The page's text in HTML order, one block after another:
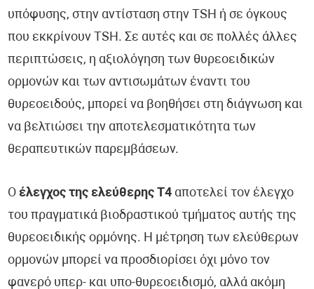
υπόφυσης, στην αντίσταση στην TSH ή σε όγκους
που εκκρίνουν TSH. Σε αυτές και σε πολλές άλλες
περιπτώσεις, η αξιολόγηση των θυρεοειδικών
ορμονών και των αντισωμάτων έναντι του
θυρεοειδούς, μπορεί να βοηθήσει στη διάγνωση και
να βελτιώσει την αποτελεσματικότητα των
θεραπευτικών παρεμβάσεων.
Οέλεγχος της ελεύθερης Τ4 αποτελεί τον έλεγχο
του πραγματικά βιοδραστικού τμήματος αυτής της
θυρεοειδικής ορμόνης. Η μέτρηση των ελεύθερων
ορμονών μπορεί να προσδιορίσει όχι μόνο τον
φανερό υπερ- και υπο-θυρεοειδισμό, αλλά ακόμη